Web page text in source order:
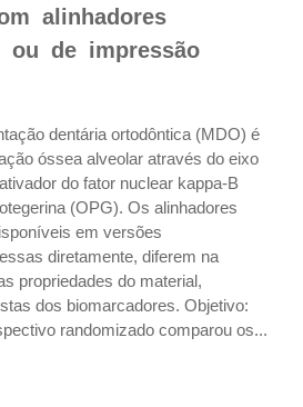
alinhadores
ou de impressão
dentária ortodôntica (MDO) é
óssea alveolar através do eixo
do fator nuclear kappa-B
(OPG). Os alinhadores
em versões
diretamente, diferem na
propriedades do material,
dos biomarcadores. Objetivo:
randomizado comparou os...